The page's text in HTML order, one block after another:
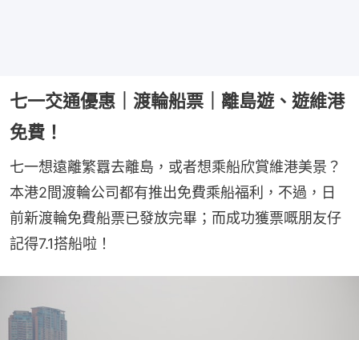
七一交通優惠｜渡輪船票｜離島遊、遊維港
免費！
七一想遠離繁囂去離島，或者想乘船欣賞維港美景？
本港2間渡輪公司都有推出免費乘船福利，不過，日
前新渡輪免費船票已發放完畢；而成功獲票嘅朋友仔
記得7.1搭船啦！